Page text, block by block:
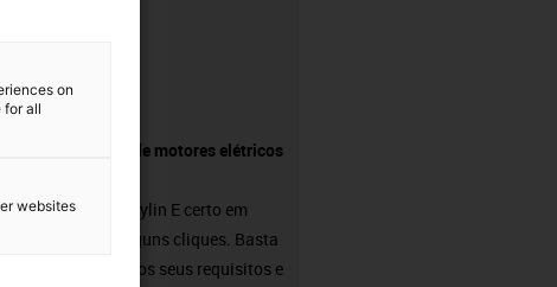
Pesquisa de motores elétricos
O motor drylin E certo em
apenas alguns cliques. Basta
introduzir os seus requisitos e
on
for all
websites